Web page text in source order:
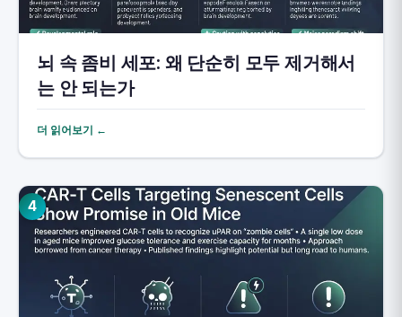
뇌 속 좀비 세포: 왜 단순히 모두 제거해서
는 안 되는가
더 읽어보기 ←
4